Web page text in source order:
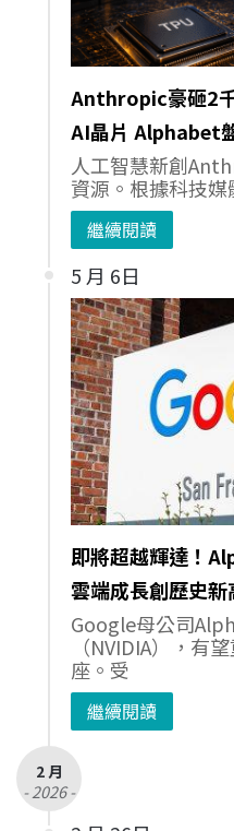
Anthropic豪砸2
AI晶片 Alphabet
人工智慧新創
資源。根據科技
繼續閱讀
5 月 6日
即將超越輝達！
雲端成長創歷史新
Google母公司
（NVIDIA），有
座。受
繼續閱讀
2 月
- 2026 -